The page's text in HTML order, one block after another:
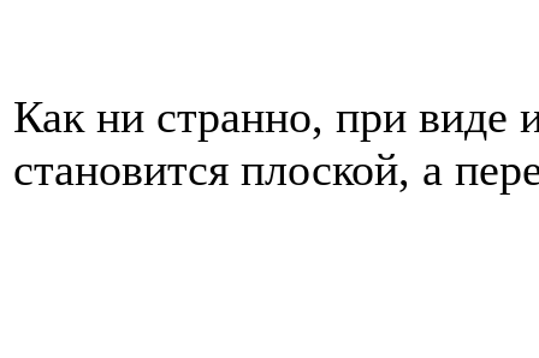
Как ни странно, при виде
становится плоской, а